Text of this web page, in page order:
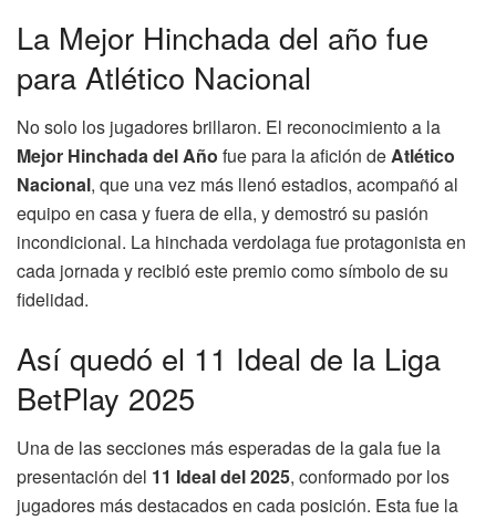
La Mejor Hinchada del año fue
para Atlético Nacional
No solo los jugadores brillaron. El reconocimiento a la
Mejor Hinchada del Año fue para la afición deAtlético
Nacional, que una vez más llenó estadios, acompañó al
equipo en casa y fuera de ella, y demostró su pasión
incondicional. La hinchada verdolaga fue protagonista en
cada jornada y recibió este premio como símbolo de su
fidelidad.
Así quedó el 11 Ideal de la Liga
BetPlay 2025
Una de las secciones más esperadas de la gala fue la
presentación del 11 Ideal del 2025, conformado por los
jugadores más destacados en cada posición. Esta fue la